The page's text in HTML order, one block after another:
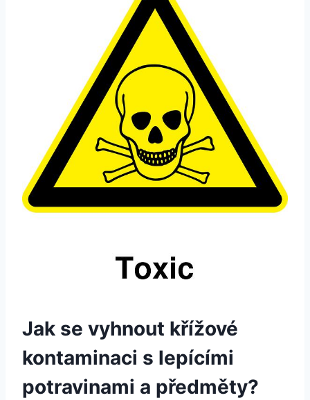
Jak se vyhnout křížové
kontaminaci s lepícími
potravinami a předměty?